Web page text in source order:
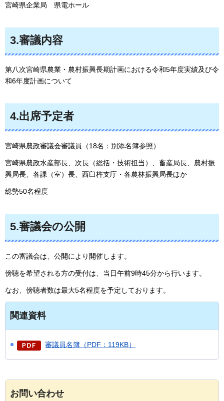
宮崎県企業局 県電ホール
3.審議内容
第八次宮崎県農業・農村振興長期計画における令和5年度実績及び令
和6年度計画について
4.出席予定者
宮崎県農政審議会審議員（18名：別添名簿参照）
宮崎県農政水産部長、次長（総括・技術担当）、畜産局長、農村振
興局長、各課（室）長、西臼杵支庁・各農林振興局長ほか
総勢50名程度
5.審議会の公開
この審議会は、公開により開催します。
傍聴を希望される方の受付は、当日午前9時45分から行います。
なお、傍聴者数は最大5名程度を予定しております。
関連資料
審議員名簿（PDF：119KB）
お問い合わせ